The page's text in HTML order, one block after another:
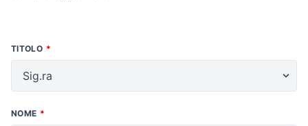
TITOLO
NOME